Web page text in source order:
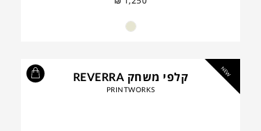
NEW קלפי משחק REVERRA
PRINTWORKS